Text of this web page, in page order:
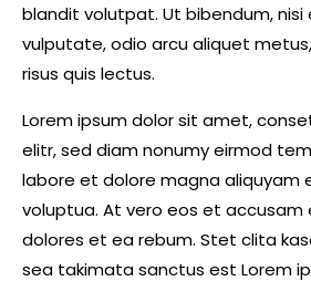
blandit volutpat. Ut bibendum,
vulputate, odio arcu aliquet
risus quis lectus.
Lorem ipsum dolor sit amet,
elitr, sed diam nonumy eirmod
labore et dolore magna aliquyam
voluptua. At vero eos et accusam
dolores et ea rebum. Stet clita
sea takimata sanctus est Lorem